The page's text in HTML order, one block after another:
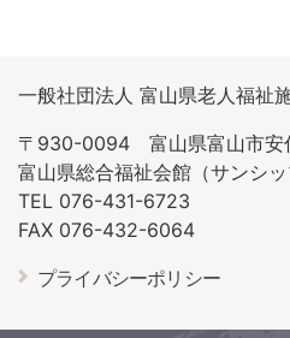
一般社団法人 富山県老人福祉
〒930-0094 富山県富山市安
富山県総合福祉会館（サンシ
TEL 076-431-6723
FAX 076-432-6064
プライバシーポリシー